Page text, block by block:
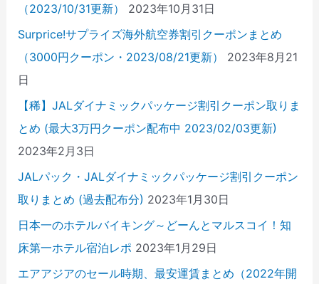
（2023/10/31更新）
2023年10月31日
Surprice!サプライズ海外航空券割引クーポンまとめ
（3000円クーポン・2023/08/21更新）
2023年8月21
日
【稀】JALダイナミックパッケージ割引クーポン取りま
とめ (最大3万円クーポン配布中 2023/02/03更新)
2023年2月3日
JALパック・JALダイナミックパッケージ割引クーポン
取りまとめ (過去配布分) 2023年1月30日
日本一のホテルバイキング～どーんとマルスコイ！知
床第一ホテル宿泊レポ 2023年1月29日
エアアジアのセール時期、最安運賃まとめ（2022年開